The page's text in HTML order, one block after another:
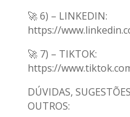
🚀 6) – LINKEDIN:
https://
🚀 7) – TIKTOK:
https://
DÚVIDAS,
OUTROS: